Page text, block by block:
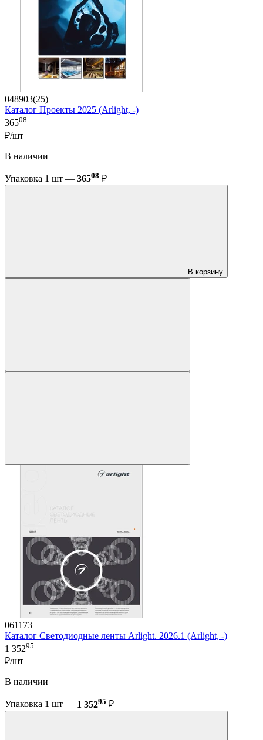
048903(25)
Каталог Проекты 2025 (Arlight, -)
36508
₽/шт
В наличии
Упаковка 1 шт — 36508 ₽
В корзину
061173
Каталог Светодиодные ленты Arlight. 2026.1 (Arlight, -)
1 35295
₽/шт
В наличии
Упаковка 1 шт — 1 35295 ₽